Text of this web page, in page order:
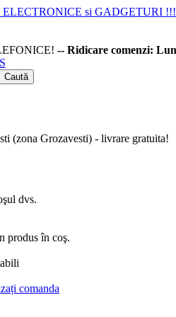
-- Ridicare comenzi:
Caută
(zona Grozavesti) - livrare gratuita!
dvs.
produs în coş.
comanda